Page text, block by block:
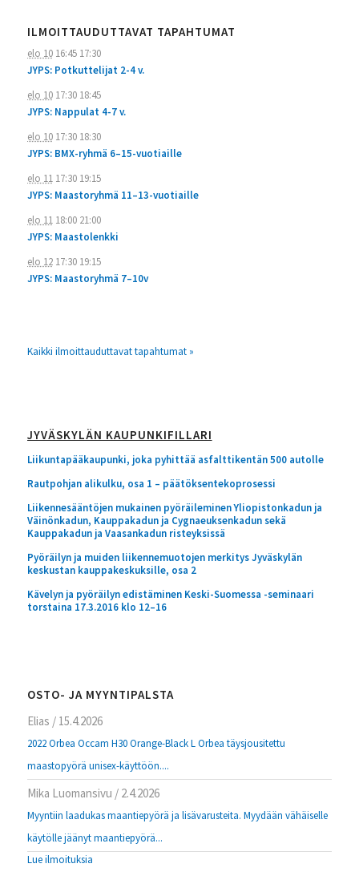
ILMOITTAUDUTTAVAT TAPAHTUMAT
elo 1016:45 17:30
JYPS: Potkuttelijat 2-4 v.
elo 1017:30 18:45
JYPS: Nappulat 4-7 v.
elo 1017:30 18:30
JYPS: BMX-ryhmä 6–15-vuotiaille
elo 1117:30 19:15
JYPS: Maastoryhmä 11–13-vuotiaille
elo 1118:00 21:00
JYPS: Maastolenkki
elo 1217:30 19:15
JYPS: Maastoryhmä 7–10v
Kaikki ilmoittauduttavat tapahtumat »
JYVÄSKYLÄN KAUPUNKIFILLARI
Liikuntapääkaupunki, joka pyhittää asfalttikentän 500 autolle
Rautpohjan alikulku, osa 1 – päätöksentekoprosessi
Liikennesääntöjen mukainen pyöräileminen Yliopistonkadun ja
Väinönkadun, Kauppakadun ja Cygnaeuksenkadun sekä
Kauppakadun ja Vaasankadun risteyksissä
Pyöräilyn ja muiden liikennemuotojen merkitys Jyväskylän
keskustan kauppakeskuksille, osa 2
Kävelyn ja pyöräilyn edistäminen Keski-Suomessa -seminaari
torstaina 17.3.2016 klo 12–16
OSTO- JA MYYNTIPALSTA
Elias / 15.4.2026
2022 Orbea Occam H30 Orange-Black L Orbea täysjousitettu
maastopyörä unisex-käyttöön....
Mika Luomansivu / 2.4.2026
Myyntiin laadukas maantiepyörä ja lisävarusteita. Myydään vähäiselle
käytölle jäänyt maantiepyörä...
Lue ilmoituksia